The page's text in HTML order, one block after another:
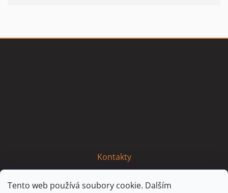
Tento web používá soubory cookie. Dalším
Kontakty